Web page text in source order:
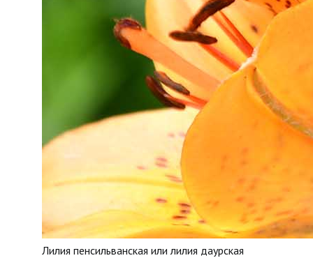
Лилия пенсильванская или лилия даурская